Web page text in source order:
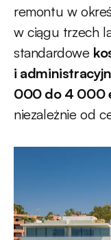
remontu w
w ciągu trzech
standardowe
i
000 do 4 000
niezależnie od